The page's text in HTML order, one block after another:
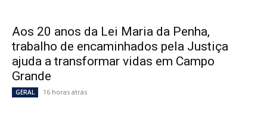
Aos 20 anos da Lei Maria da Penha,
trabalho de encaminhados pela Justiça
ajuda a transformar vidas em Campo
Grande
GERAL 16 horas atrás